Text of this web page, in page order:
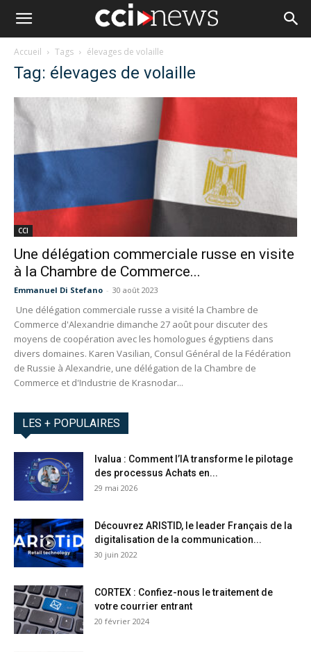
Accueil Tags élevages de volaille
Tag: élevages de volaille
CCI
Une délégation commerciale russe en visite
à la Chambre de Commerce...
Emmanuel Di Stefano - 30 août 2023
Une délégation commerciale russe a visité la Chambre de
Commerce d'Alexandrie dimanche 27 août pour discuter des
moyens de coopération avec les homologues égyptiens dans
divers domaines. Karen Vasilian, Consul Général de la Fédération
de Russie à Alexandrie, une délégation de la Chambre de
Commerce et d'Industrie de Krasnodar...
LES + POPULAIRES
Ivalua : Comment l’IA transforme le pilotage
des processus Achats en...
29 mai 2026
Découvrez ARISTID, le leader Français de la
digitalisation de la communication...
30 juin 2022
CORTEX : Confiez-nous le traitement de
votre courrier entrant
20 février 2024